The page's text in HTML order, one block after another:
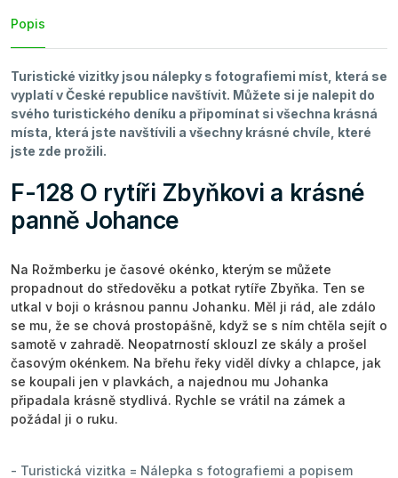
Popis
Turistické vizitky jsou nálepky s fotografiemi míst, která se
vyplatí v České republice navštívit. Můžete si je nalepit do
svého turistického deníku a připomínat si všechna krásná
místa, která jste navštívili a všechny krásné chvíle, které
jste zde prožili.
F-128 O rytíři Zbyňkovi a krásné
panně Johance
Na Rožmberku je časové okénko, kterým se můžete
propadnout do středověku a potkat rytíře Zbyňka. Ten se
utkal v boji o krásnou pannu Johanku. Měl ji rád, ale zdálo
se mu, že se chová prostopášně, když se s ním chtěla sejít o
samotě v zahradě. Neopatrností sklouzl ze skály a prošel
časovým okénkem. Na břehu řeky viděl dívky a chlapce, jak
se koupali jen v plavkách, a najednou mu Johanka
připadala krásně stydlivá. Rychle se vrátil na zámek a
požádal ji o ruku.
- Turistická vizitka = Nálepka s fotografiemi a popisem